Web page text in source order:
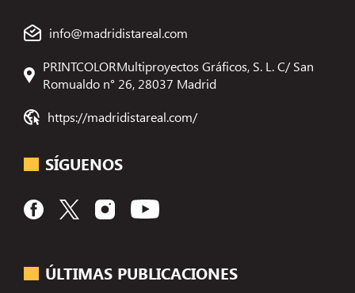
ÚLTIMAS PUBLICACIONES
info@madridistareal.com
PRINTCOLORMultiproyectos Gráficos, S. L. C/ San
Romualdo n° 26, 28037 Madrid
https://madridistareal.com/
SÍGUENOS